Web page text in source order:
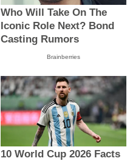
Who Will Take On The
Iconic Role Next? Bond
Casting Rumors
Brainberries
10 World Cup 2026 Facts